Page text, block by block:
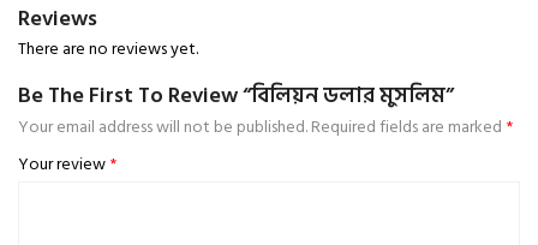
Reviews
There are no reviews yet.
Be The First To Review “বিলিয়ন ডলার মুসলিম”
Your email address will not be published.Required fields are marked *
Your review*